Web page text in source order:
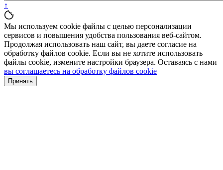
↑
Мы используем cookie файлы с целью персонализации
сервисов и повышения удобства пользования веб-сайтом.
Продолжая использовать наш сайт, вы даете согласие на
обработку файлов cookie. Если вы не хотите использовать
файлы cookie, измените настройки браузера. Оставаясь с нами
вы соглашаетесь на обработку файлов cookie
Принять